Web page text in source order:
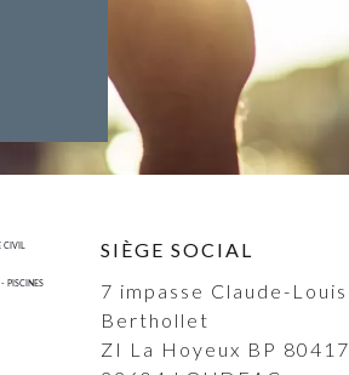
SIÈGE SOCIAL
7 impasse Claude-Louis
Berthollet
ZI La Hoyeux BP 80417